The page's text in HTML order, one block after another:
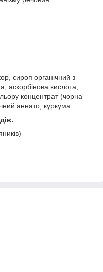
сироп органічний з
аскорбінова кислота,
концентрат (чорна
аннато, куркума.